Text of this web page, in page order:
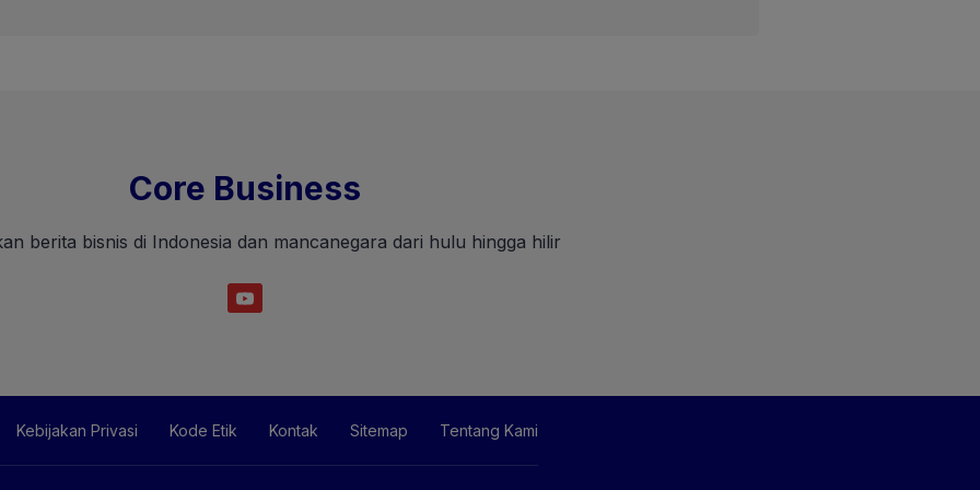
Core Business
berita bisnis di Indonesia dan mancanegara dari hulu hingga hilir
Kebijakan Privasi Kode Etik Kontak Sitemap Tentang Kami